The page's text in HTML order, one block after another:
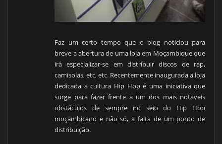
Faz um certo tempo que o blog noticiou para
breve a abertura de uma loja em Moçambique que
irá especializar-se em distribuir discos de rap,
camisolas, etc, etc. Recentemente inaugurada a loja
dedicada a cultura Hip Hop é uma iniciativa que
surge para fazer frente a um dos mais notaveis
obstáculos de sempre no seio do Hip Hop
moçambicano e não só, a falta de um ponto de
distribuição.